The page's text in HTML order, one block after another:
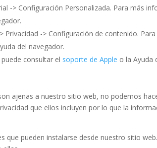
-> Configuración Personalizada. Para más
-> Configuración de contenido.
del navegador.
consultar el soporte de Apple o la Ayuda
ajenas a nuestro sitio web, no podemos
que ellos incluyen por lo que la
pueden instalarse desde nuestro sitio